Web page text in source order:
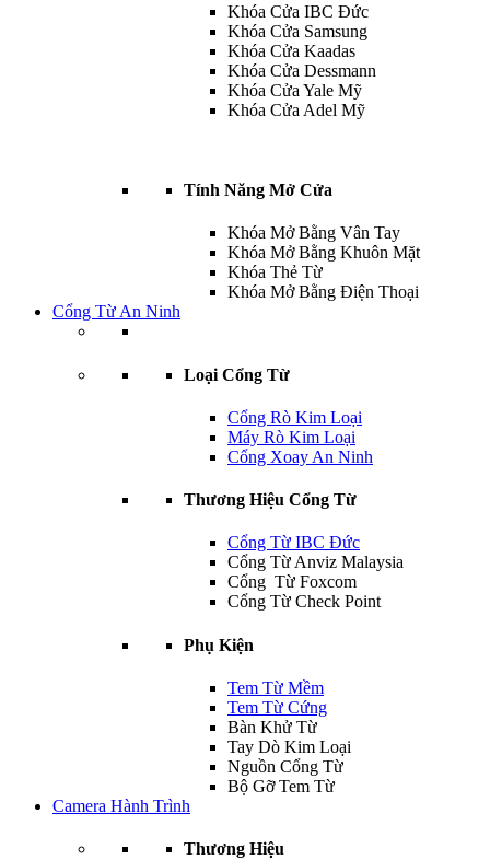
Khóa Cửa IBC Đức
Khóa Cửa Samsung
Khóa Cửa Kaadas
Khóa Cửa Dessmann
Khóa Cửa Yale Mỹ
Khóa Cửa Adel Mỹ
Tính Năng Mở Cửa
Khóa Mở Bằng Vân Tay
Khóa Mở Bằng Khuôn Mặt
Khóa Thẻ Từ
Khóa Mở Bằng Điện Thoại
Cổng Từ An Ninh
Loại Cổng Từ
Cổng Rò Kim Loại
Máy Rò Kim Loại
Cổng Xoay An Ninh
Thương Hiệu Cổng Từ
Cổng Từ IBC Đức
Cổng Từ Anviz Malaysia
Cổng Từ Foxcom
Cổng Từ Check Point
Phụ Kiện
Tem Từ Mềm
Tem Từ Cứng
Bàn Khử Từ
Tay Dò Kim Loại
Nguồn Cổng Từ
Bộ Gỡ Tem Từ
Camera Hành Trình
Thương Hiệu